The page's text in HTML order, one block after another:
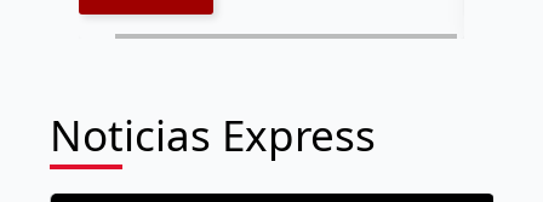
Noticias Express